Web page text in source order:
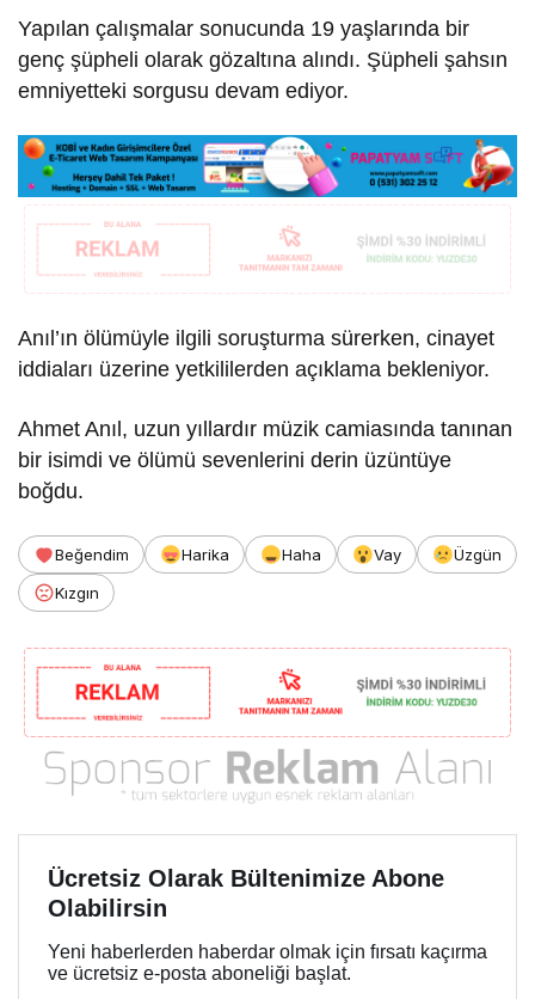
Yapılan çalışmalar sonucunda 19 yaşlarında bir
genç şüpheli olarak gözaltına alındı. Şüpheli şahsın
emniyetteki sorgusu devam ediyor.
Anıl’ın ölümüyle ilgili soruşturma sürerken, cinayet
iddiaları üzerine yetkililerden açıklama bekleniyor.
Ahmet Anıl, uzun yıllardır müzik camiasında tanınan
bir isimdi ve ölümü sevenlerini derin üzüntüye
boğdu.
Beğendim Harika Haha Vay
Üzgün
Kızgın
Ücretsiz Olarak Bültenimize Abone
Olabilirsin
Yeni haberlerden haberdar olmak için fırsatı kaçırma
ve ücretsiz e-posta aboneliği başlat.